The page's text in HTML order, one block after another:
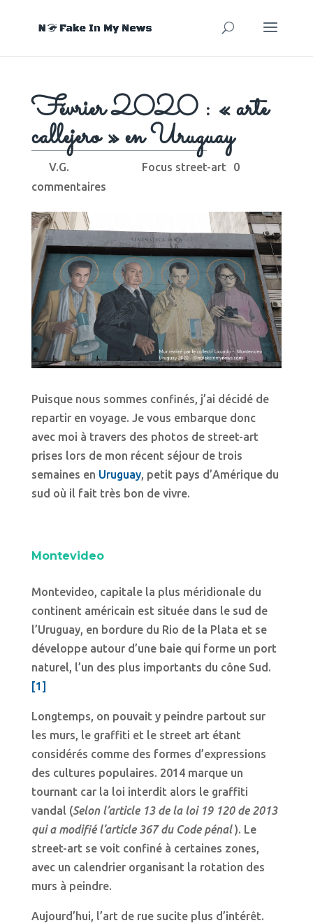
Février 2020 : « arte
callejero » en Uruguay
V.G. Focus street-art
0
commentaires
Puisque nous sommes confinés, j’ai décidé de
repartir en voyage. Je vous embarque donc
avec moi à travers des photos de street-art
prises lors de mon récent séjour de trois
semaines en Uruguay, petit pays d’Amérique du
sud où il fait très bon de vivre.
Montevideo
Montevideo, capitale la plus méridionale du
continent américain est située dans le sud de
l’Uruguay, en bordure du Rio de la Plata et se
développe autour d’une baie qui forme un port
naturel, l’un des plus importants du cône Sud.
[1]
Longtemps, on pouvait y peindre partout sur
les murs, le graffiti et le street art étant
considérés comme des formes d’expressions
des cultures populaires. 2014 marque un
tournant car la loi interdit alors le graffiti
vandal (Selon l’article 13 de la loi 19 120 de 2013
qui a modifié l’article 367 du Code pénal). Le
street-art se voit confiné à certaines zones,
avec un calendrier organisant la rotation des
murs à peindre.
Aujourd’hui, l’art de rue sucite plus d’intérêt.